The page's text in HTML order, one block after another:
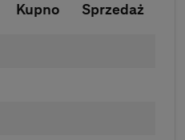
Kupno Sprzedaż